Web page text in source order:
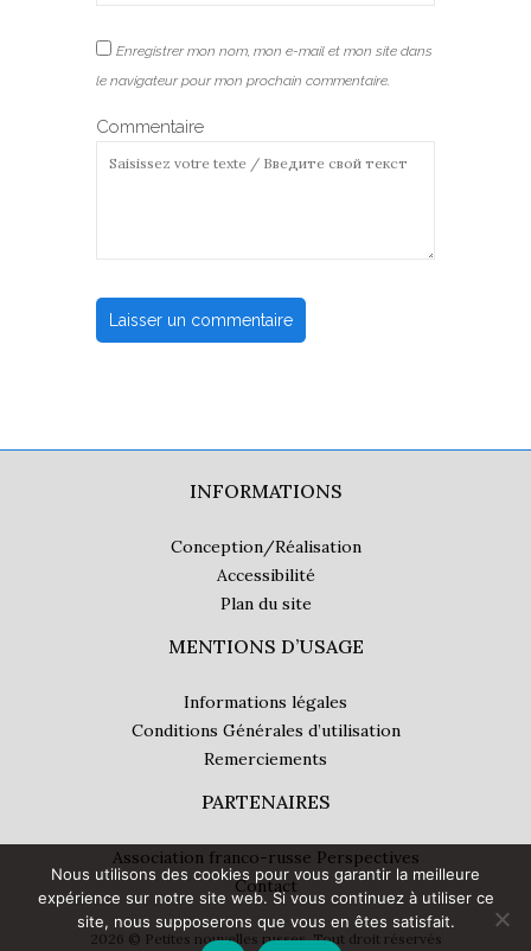
Enregistrer mon nom, mon e-mail et mon site dans
le navigateur pour mon prochain commentaire.
Commentaire
INFORMATIONS
Conception/Réalisation
Accessibilité
Plan du site
MENTIONS D’USAGE
Informations légales
Conditions Générales d’utilisation
Remerciements
PARTENAIRES
Association franco-russe Perspectives
Contact
2026 © Petites nouvelles russes. Tout droit réservés
Nous utilisons des cookies pour vous garantir la meilleure
expérience sur notre site web. Si vous continuez à utiliser ce
site, nous supposerons que vous en êtes satisfait.